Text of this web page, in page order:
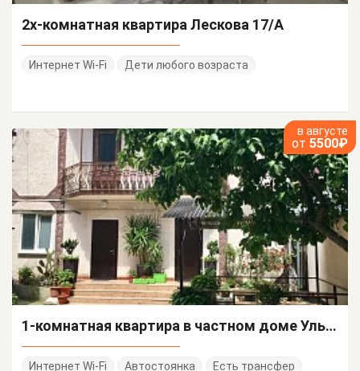
2х-комнатная квартира Лескова 17/А
Интернет Wi-Fi Дети любого возраста
в августе
от 5500₽
1-комнатная квартира в частном доме Ульянова 19
Интернет Wi-Fi Автостоянка Есть трансфер